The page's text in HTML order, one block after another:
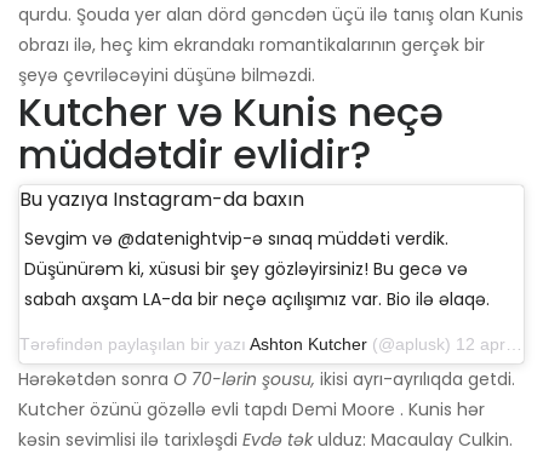
qurdu. Şouda yer alan dörd gəncdən üçü ilə tanış olan Kunis
obrazı ilə, heç kim ekrandakı romantikalarının gerçək bir
şeyə çevriləcəyini düşünə bilməzdi.
Kutcher və Kunis neçə
müddətdir evlidir?
Bu yazıya Instagram-da baxın
Sevgim və @datenightvip-ə sınaq müddəti verdik.
Düşünürəm ki, xüsusi bir şey gözləyirsiniz! Bu gecə və
sabah axşam LA-da bir neçə açılışımız var. Bio ilə əlaqə.
Tərəfindən paylaşılan bir yazı Ashton Kutcher (@aplusk) 12 aprel 2019-cu il, saat 14: 50-də PDT
Hərəkətdən sonra O 70-lərin şousu, ikisi ayrı-ayrılıqda getdi.
Kutcher özünü gözəllə evli tapdı Demi Moore . Kunis hər
kəsin sevimlisi ilə tarixləşdi Evdə təkulduz: Macaulay Culkin.